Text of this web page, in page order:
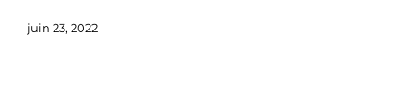
juin 23, 2022